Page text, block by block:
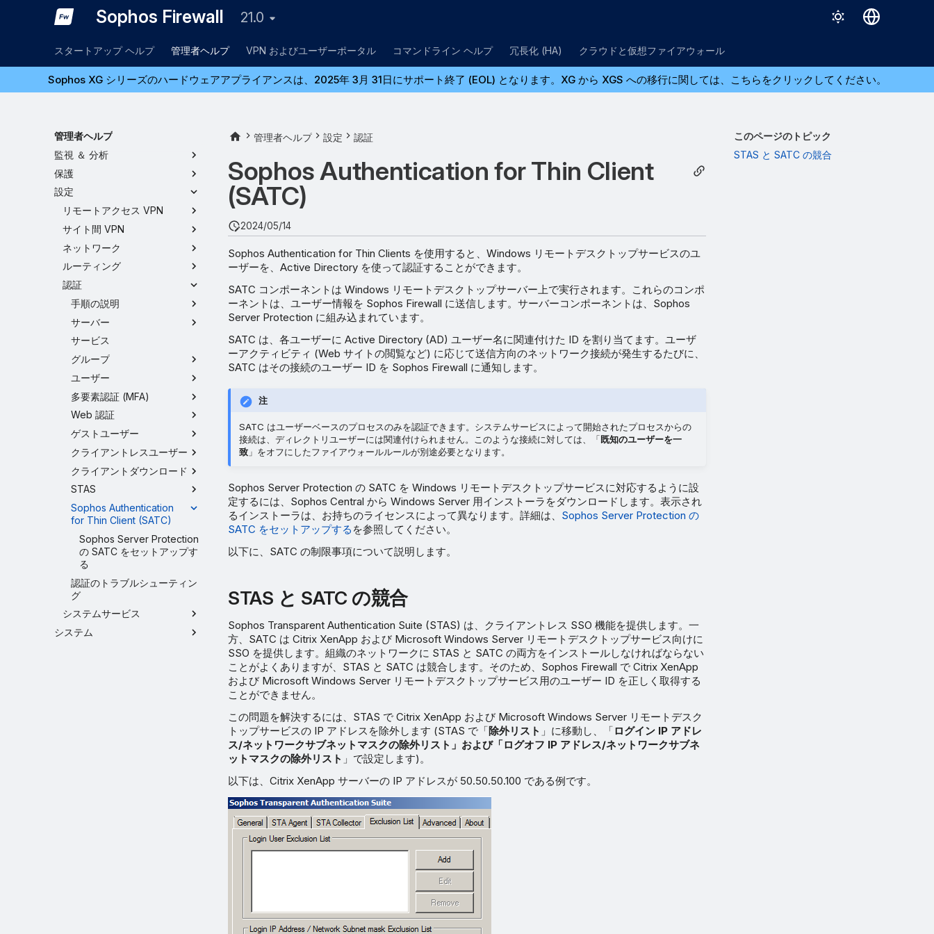
Sophos Firewall 21.0
日本語
スタートアップ ヘルプ 管理者ヘルプ VPN およびユーザーポータル コマンドライン ヘルプ 冗長化 (HA) クラウドと仮想ファイアウォール
Sophos XG シリーズのハードウェアアプライアンスは、2025年 3月 31日にサポート終了 (EOL) となります。XG から XGS への移行に関しては、こちらをクリックしてください。
管理者ヘルプ
監視 ＆ 分析
保護
設定
リモートアクセス VPN
サイト間 VPN
ネットワーク
ルーティング
認証
手順の説明
サーバー
サービス
グループ
ユーザー
多要素認証 (MFA)
Web 認証
ゲストユーザー
クライアントレスユーザー
クライアントダウンロード
STAS
Sophos Authentication
for Thin Client (SATC)
Sophos Server Protection
の SATC をセットアップす
る
認証のトラブルシューティン
グ
システムサービス
システム
このページのトピック
STAS と SATC の競合
管理者ヘルプ 設定 認証
Sophos Authentication for Thin Client
(SATC)
2024/05/14
Sophos Authentication for Thin Clients を使用すると、Windows リモートデスクトップサービスのユ
ーザーを、Active Directory を使って認証することができます。
SATC コンポーネントは Windows リモートデスクトップサーバー上で実行されます。これらのコンポ
ーネントは、ユーザー情報を Sophos Firewall に送信します。サーバーコンポーネントは、Sophos
Server Protection に組み込まれています。
SATC は、各ユーザーに Active Directory (AD) ユーザー名に関連付けた ID を割り当てます。ユーザ
ーアクティビティ (Web サイトの閲覧など) に応じて送信方向のネットワーク接続が発生するたびに、
SATC はその接続のユーザー ID を Sophos Firewall に通知します。
注
SATC はユーザーベースのプロセスのみを認証できます。システムサービスによって開始されたプロセスからの
接続は、ディレクトリユーザーには関連付けられません。このような接続に対しては、「既知のユーザーを一
致 」をオフにしたファイアウォールルールが別途必要となります。
Sophos Server Protection の SATC を Windows リモートデスクトップサービスに対応するように設
定するには、Sophos Central から Windows Server 用インストーラをダウンロードします。表示され
るインストーラは、お持ちのライセンスによって異なります。詳細は、 Sophos Server Protection の
SATC をセットアップする を参照してください。
以下に、SATC の制限事項について説明します。
STAS と SATC の競合
Sophos Transparent Authentication Suite (STAS) は、クライアントレス SSO 機能を提供します。一
方、SATC は Citrix XenApp および Microsoft Windows Server リモートデスクトップサービス向けに
SSO を提供します。組織のネットワークに STAS と SATC の両方をインストールしなければならない
ことがよくありますが、STAS と SATC は競合します。そのため、Sophos Firewall で Citrix XenApp
および Microsoft Windows Server リモートデスクトップサービス用のユーザー ID を正しく取得する
ことができません。
この問題を解決するには、STAS で Citrix XenApp および Microsoft Windows Server リモートデスク
トップサービスの IP アドレスを除外します (STAS で「除外リスト 」に移動し、「ログイン IP アドレ
ス/ネットワークサブネットマスクの除外リスト」および「ログオフ IP アドレス/ネットワークサブネ
ットマスクの除外リスト 」で設定します)。
以下は、Citrix XenApp サーバーの IP アドレスが 50.50.50.100 である例です。